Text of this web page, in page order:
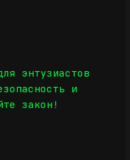
энтузиастов
и
закон!